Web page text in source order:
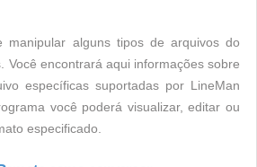
manipular alguns tipos de arquivos do
Você encontrará aqui informações sobre
específicas suportadas por LineMan
você poderá visualizar, editar ou
especificado.